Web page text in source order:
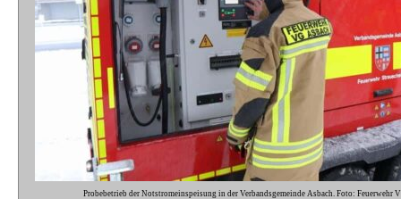
Probebetrieb der Notstromeinspeisung in der Verbandsgemeinde Asbach. Foto: Feuerwehr